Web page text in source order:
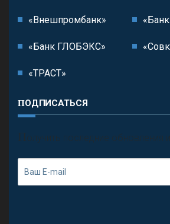
«Внешпромбанк»
«Банк ГЛОБЭКС»
«ТРАСТ»
ПОДПИСАТЬСЯ
П олучить последние обновления